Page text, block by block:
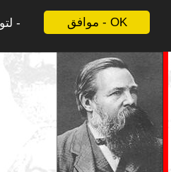
موافق - OK